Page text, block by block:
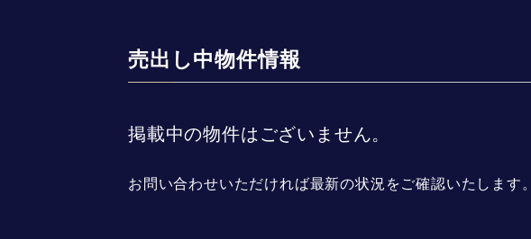
売出し中物件情報
掲載中の物件はございません。
お問い合わせいただければ最新の状況をご確認いたします。